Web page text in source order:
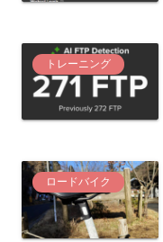
トレーニング
ロードバイク